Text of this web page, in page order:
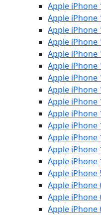
Apple iPhone
Apple iPhone
Apple iPhone
Apple iPhone
Apple iPhone
Apple iPhone
Apple iPhone
Apple iPhone
Apple iPhone
Apple iPhone
Apple iPhone
Apple iPhone
Apple iPhone
Apple iPhone
Apple iPhone
Apple iPhone
Apple iPhone
Apple iPhone